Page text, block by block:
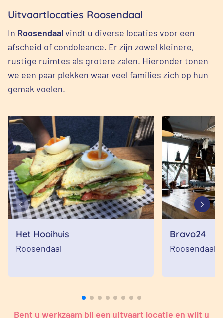
Uitvaartlocaties Roosendaal
In Roosendaalvindt u diverse locaties voor een
afscheid of condoleance. Er zijn zowel kleinere,
rustige ruimtes als grotere zalen. Hieronder tonen
we een paar plekken waar veel families zich op hun
gemak voelen.
Het Hooihuis
Roosendaal
Bravo24
Roosendaal
Bent u werkzaam bij een uitvaart locatie en wilt u